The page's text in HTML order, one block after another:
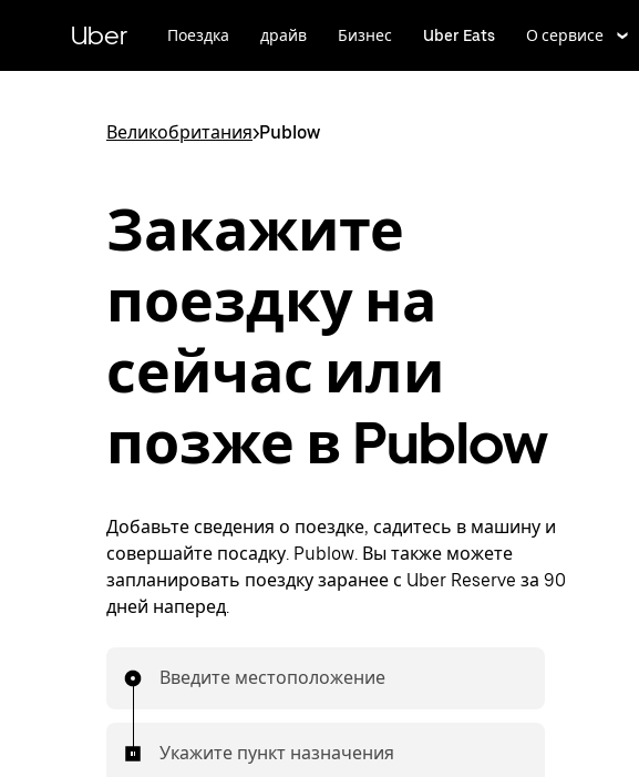
к
Uber Поездка драйв Бизнес Uber Eats О сервисе
Великобритания>Publow
Закажите
поездку на
сейчас или
позже в Publow
Добавьте сведения о поездке, садитесь в машину и
совершайте посадку. Publow. Вы также можете
запланировать поездку заранее с Uber Reserve за 90
дней наперед.
Введите местоположение
Укажите пункт назначения